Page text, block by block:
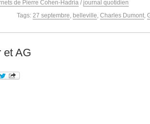
de Pierre Cohen-Hadria / journal quotidien
Tags: 27 septembre, belleville, Charles Dumont,
et AG